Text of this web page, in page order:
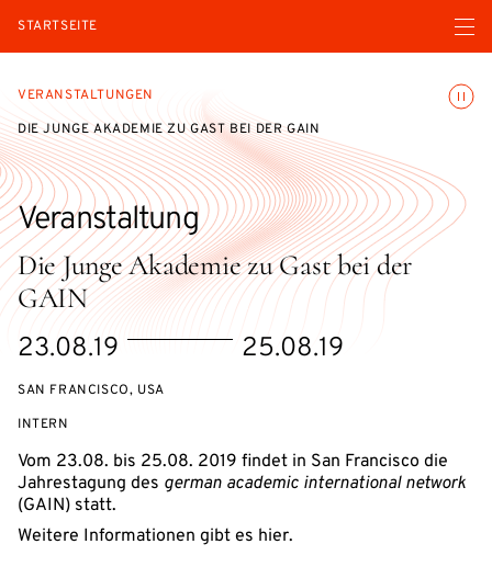
STARTSEITE Menü
VERANSTALTUNGEN
DIE JUNGE AKADEMIE ZU GAST BEI DER GAIN
Die Junge Akademie zu Gast bei der
GAIN
Veranstaltung
eventBeginsOn
23.08.19
eventEndsOn 25.08.19
SAN FRANCISCO, USA
VERANSTALTUNGSZUGANG:
INTERN
Vom 23.08. bis 25.08. 2019 findet in San Francisco die
Jahrestagung des german academic international network
(GAIN) statt.
Weitere Informationen gibt es hier.